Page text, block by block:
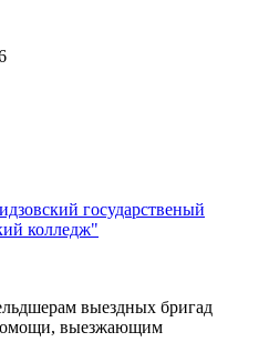
государственый
колледж"
выездных бригад
выезжающим